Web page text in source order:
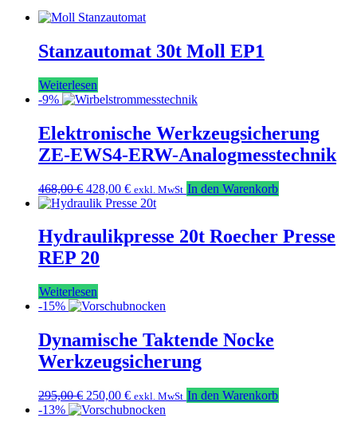
Stanzautomat 30t Moll EP1
Weiterlesen
-9%
Elektronische Werkzeugsicherung
ZE-EWS4-ERW-Analogmesstechnik
468,00€ Ursprünglicher
Preis
468,00 €
428,00 €Aktueller
Preis
428,00 €.
exkl. MwSt In den Warenkorb
Hydraulikpresse 20t Roecher Presse
REP 20
Weiterlesen
-15%
Dynamische Taktende Nocke
Werkzeugsicherung
295,00€ Ursprünglicher
Preis
250,00 €Aktueller
Preis
exkl. MwSt In den Warenkorb
-13%